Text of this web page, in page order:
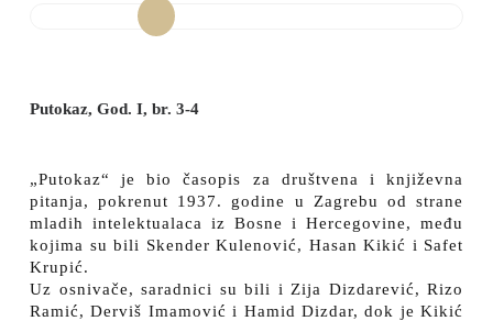
Open
Putokaz, God. I, br. 3-4
„Putokaz“ je bio časopis za društvena i književna
pitanja, pokrenut 1937. godine u Zagrebu od strane
mladih intelektualaca iz Bosne i Hercegovine, među
kojima su bili Skender Kulenović, Hasan Kikić i Safet
Krupić.
Uz osnivače, saradnici su bili i Zija Dizdarević, Rizo
Ramić, Derviš Imamović i Hamid Dizdar, dok je Kikić